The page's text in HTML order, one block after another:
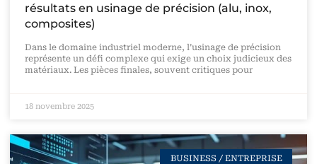
résultats en usinage de précision (alu, inox,
composites)
Dans le domaine industriel moderne, l’usinage de précision
représente un défi complexe qui exige un choix judicieux des
matériaux. Les pièces finales, souvent critiques pour
18 novembre 2025
BUSINESS / ENTREPRISE